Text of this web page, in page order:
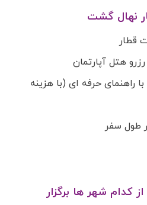
نهال گشت
قطار
هتل آپارتمان
راهنمای حرفه ای (با هزینه
کدام شهر ها برگزار